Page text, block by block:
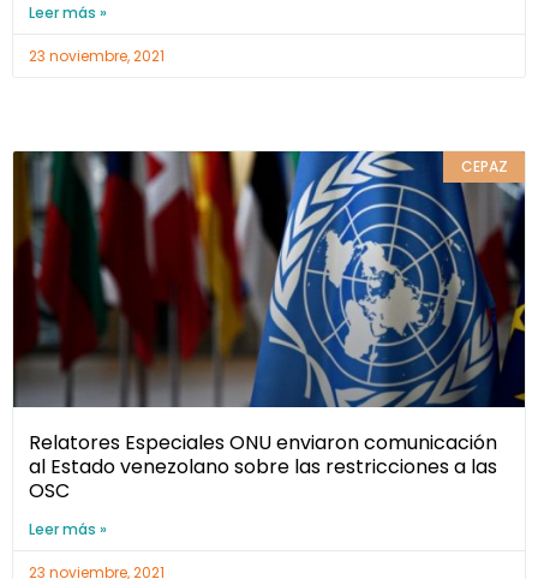
Leer más »
23 noviembre, 2021
CEPAZ
Relatores Especiales ONU enviaron comunicación
al Estado venezolano sobre las restricciones a las
OSC
Leer más »
23 noviembre, 2021